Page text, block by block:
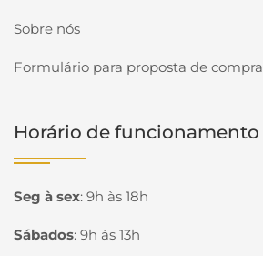
Sobre nós
Formulário para proposta de compra
Horário de funcionamento
Seg à sex: 9h às 18h
Sábados: 9h às 13h